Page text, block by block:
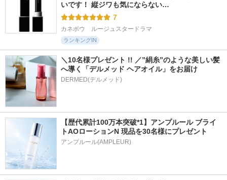
いです！ 縦ジワも気にならない…
7
カネボウ　ルージュスタードラマ
ランキングIN
＼10名様プレゼント !! ／”絹糸”のような美しい髪
へ導く「デルメッド ヘアオイル」をお届け
DERMED(デルメッド)
【歴代累計100万本突破*1】アンプルール ブライ
トAOローションN 現品を30名様にプレゼント
アンプルール(AMPLEUR)